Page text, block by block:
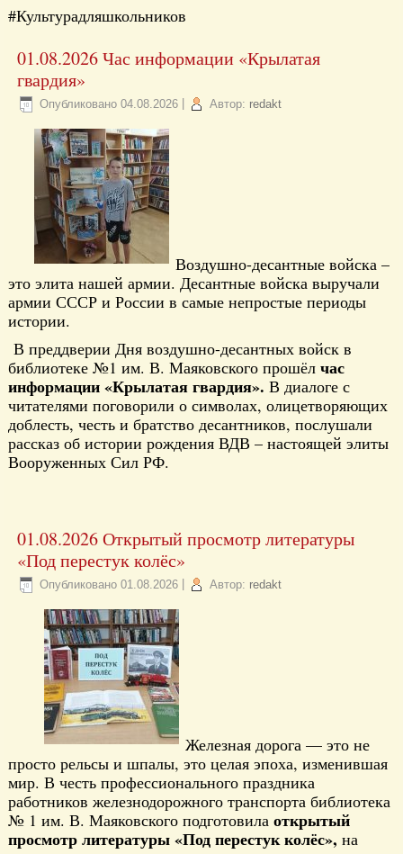
#Культурадляшкольников
01.08.2026 Час информации «Крылатая
гвардия»
Опубликовано 04.08.2026 Автор: redakt
Воздушно-десантные войска –
это элита нашей армии. Десантные войска выручали
армии СССР и России в самые непростые периоды
истории.
В преддверии Дня воздушно-десантных войск в
библиотеке №1 им. В. Маяковского прошёлчас
информации «Крылатая гвардия». В диалоге с
читателями поговорили о символах, олицетворяющих
доблесть, честь и братство десантников, послушали
рассказ об истории рождения ВДВ – настоящей элиты
Вооруженных Сил РФ.
01.08.2026 Открытый просмотр литературы
«Под перестук колёс»
Опубликовано 01.08.2026 Автор: redakt
Железная дорога — это не
просто рельсы и шпалы, это целая эпоха, изменившая
мир. В честь профессионального праздника
работников железнодорожного транспорта библиотека
№ 1 им. В. Маяковского подготовилаоткрытый
просмотр литературы «Под перестук колёс», на